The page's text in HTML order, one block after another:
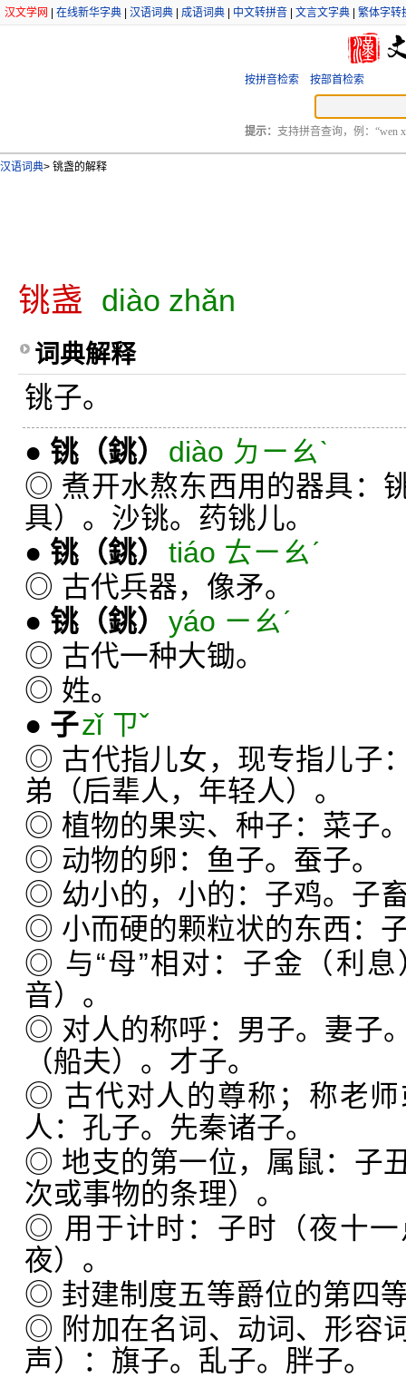
汉文学网 在线新华字典 汉语词典 成语词典 中文转拼音 文言文字典 繁体字转
按拼音检索 按部首检索
提示： 支持拼音查询，例：“wen
汉语词典> 铫盏的解释
铫盏 diào zhǎn
词典解释
铫子。
● 铫 （銚）
diào ㄉㄧㄠˋ
◎ 煮开水熬东西用的器具：
具）。沙铫。药铫儿。
● 铫 （銚） tiáo ㄊㄧㄠˊ
◎ 古代兵器，像矛。
● 铫 （銚） yáo ㄧㄠˊ
◎ 古代一种大锄。
◎ 姓。
● 子zǐ ㄗˇ
◎ 古代指儿女，现专指儿子
弟（后辈人，年轻人）。
◎ 植物的果实、种子：菜子
◎ 动物的卵：鱼子。蚕子。
◎ 幼小的，小的：子鸡。子
◎ 小而硬的颗粒状的东西：
◎ 与“母”相对：子金（利
音）。
◎ 对人的称呼：男子。妻子
（船夫）。才子。
◎ 古代对人的尊称；称老
人：孔子。先秦诸子。
◎ 地支的第一位，属鼠：子
次或事物的条理）。
◎ 用于计时：子时（夜十
夜）。
◎ 封建制度五等爵位的第四
◎ 附加在名词、动词、形容
声）：旗子。乱子。胖子。